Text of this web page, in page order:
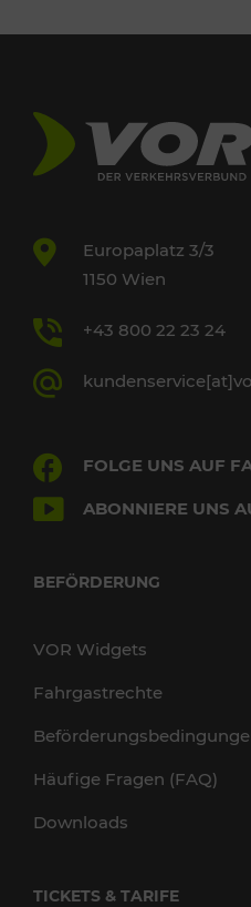
Europaplatz 3/3
1150 Wien
+43 800 22 23 24
FOLGE UNS AUF
ABONNIERE UNS
BEFÖRDERUNG
VOR Widgets
Fahrgastrechte
Häufige Fragen (FAQ)
Downloads
TICKETS & TARIFE